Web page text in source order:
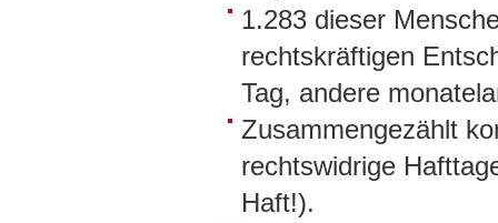
1.283 dieser
rechtskräftigen
Tag, andere
Zusammengezählt
rechtswidrige
Haft!).